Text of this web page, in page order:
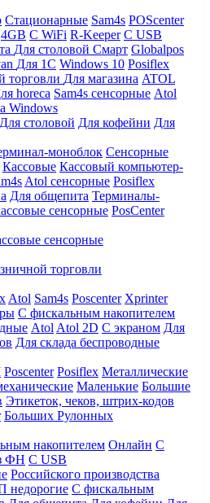
Стационарные Sam4s POScenter
4GB С WiFi R-Keeper С USB
Для столовой Смарт Globalpos
Для 1С Windows 10 Posiflex
торговли Для магазина ATOL
horeca Sam4s сенсорные Atol
Windows
Для столовой Для кофейни Для
моноблок Сенсорные
Кассовые Кассовый компьютер-
Atol сенсорные Posiflex
Для общепита Терминалы-
сенсорные PosCenter
сенсорные
торговли
Atol Sam4s Poscenter Xprinter
С фискальным накопителем
Atol Atol 2D С экраном Для
Для склада беспроводные
Poscenter Posiflex Металлические
Маленькие Большие
Этикеток, чеков, штрих-кодов
Больших Рулонных
накопителем Онлайн С
ФН С USB
Российского производства
недорогие С фискальным